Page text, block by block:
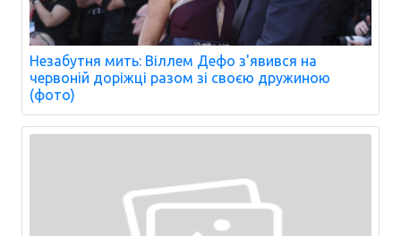
Незабутня мить: Віллем Дефо з'явився на
червоній доріжці разом зі своєю дружиною
(фото)